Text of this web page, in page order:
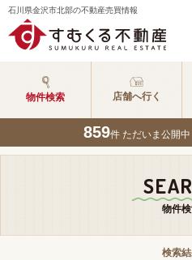
石川県金沢市北部の不動産売買情報
物件検索 店舗へ行く
859件 ただいま公開
物件
検索